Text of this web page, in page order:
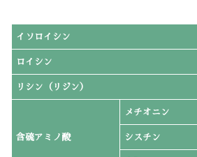
イソロイシン
ロイシン
リシン（リジン）
含硫アミノ酸
メチオニン
シスチン